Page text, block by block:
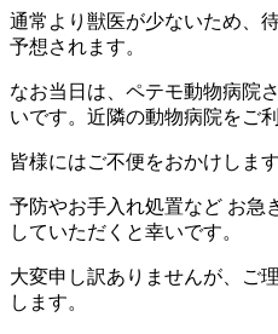
通常より獣医が少ないため、
予想されます。
なお当日は、ペテモ動物病院
いです。近隣の動物病院をご
皆様にはご不便をおかけします
予防やお手入れ処置など お急
していただくと幸いです。
大変申し訳ありませんが、ご
します。